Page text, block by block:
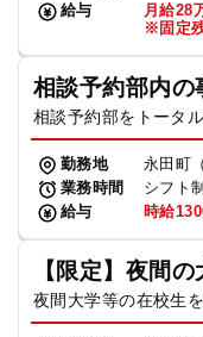
給与
月給28
※固定
相談予約部内の
相談予約部をトータ
勤務地
永田町
業務時間
シフト
給与
時給
【限定】夜間
夜間大学等の在校生